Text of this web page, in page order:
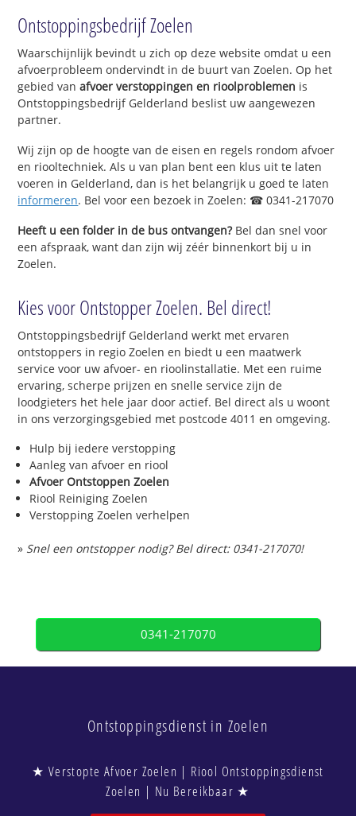
Ontstoppingsbedrijf Zoelen
Waarschijnlijk bevindt u zich op deze website omdat u een
afvoerprobleem ondervindt in de buurt van Zoelen. Op het
gebied vanafvoer verstoppingen en rioolproblemen is
Ontstoppingsbedrijf Gelderland beslist uw aangewezen
partner.
Wij zijn op de hoogte van de eisen en regels rondom afvoer
en riooltechniek. Als u van plan bent een klus uit te laten
voeren in Gelderland, dan is het belangrijk u goed te laten
informeren. Bel voor een bezoek in Zoelen: ☎ 0341-217070
Heeft u een folder in de bus ontvangen?Bel dan snel voor
een afspraak, want dan zijn wij zéér binnenkort bij u in
Zoelen.
Kies voor Ontstopper Zoelen. Bel direct!
Ontstoppingsbedrijf Gelderland werkt met ervaren
ontstoppers in regio Zoelen en biedt u een maatwerk
service voor uw afvoer- en rioolinstallatie. Met een ruime
ervaring, scherpe prijzen en snelle service zijn de
loodgieters het hele jaar door actief. Bel direct als u woont
in ons verzorgingsgebied met postcode 4011 en omgeving.
Hulp bij iedere verstopping
Aanleg van afvoer en riool
Afvoer Ontstoppen Zoelen
Riool Reiniging Zoelen
Verstopping Zoelen verhelpen
» Snel een ontstopper nodig? Bel direct: 0341-217070!
0341-217070
Ontstoppingsdienst in Zoelen
★ Verstopte Afvoer Zoelen | Riool Ontstoppingsdienst
Zoelen | Nu Bereikbaar ★